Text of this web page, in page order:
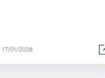
17/01/2026